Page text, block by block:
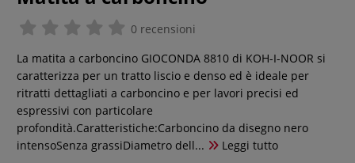
0 recensioni
La matita a carboncino GIOCONDA 8810 di KOH-I-NOOR si
caratterizza per un tratto liscio e denso ed è ideale per
ritratti dettagliati a carboncino e per lavori precisi ed
espressivi con particolare
profondità.Caratteristiche:Carboncino da disegno nero
intensoSenza grassiDiametro dell...
Leggi tutto